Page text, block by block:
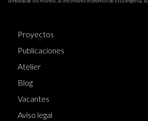
Proyectos
Publicaciones
Atelier
Blog
Vacantes
Aviso legal